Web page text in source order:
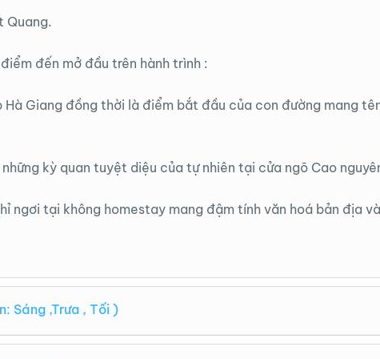
Quang.
đến mở đầu trên hành trình :
Hà Giang đồng thời là điểm bắt đầu của con đường mang
những kỳ quan tuyệt diệu của tự nhiên tại cửa ngõ Cao
ngơi tại không homestay mang đậm tính văn hoá bản địa
Sáng ,Trưa , Tối )
phòng và khởi hành đi cao nguyên đá Đồng Văn.